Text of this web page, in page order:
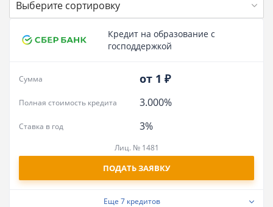
Выберите сортировку
Кредит на образование с
господдержкой
от 1 ₽
Сумма
3.000%
Полная стоимость кредита
3%
Ставка в год
Лиц. № 1481
ПОДАТЬ ЗАЯВКУ
Еще 7 кредитов